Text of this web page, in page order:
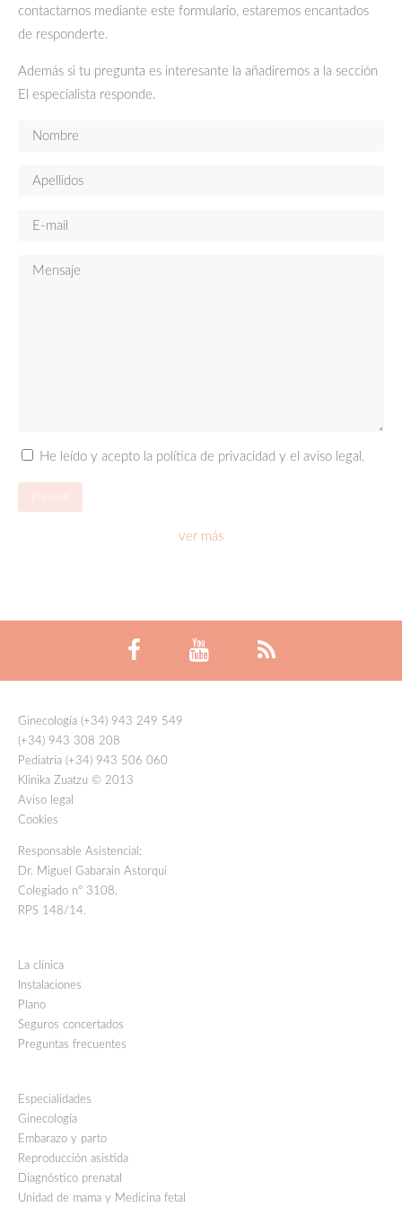
más
contactarnos mediante este formulario, estaremos encantados
de responderte.
Además si tu pregunta es interesante la añadiremos a la sección
El especialista responde.
He leído y acepto la política de privacidad y el aviso legal.
ver más
Ginecología (+34) 943 249 549
(+34) 943 308 208
Pediatría (+34) 943 506 060
Klinika Zuatzu © 2013
Aviso legal
Cookies
Responsable Asistencial:
Dr. Miguel Gabarain Astorqui
Colegiado nº 3108.
RPS 148/14.
La clínica
Instalaciones
Plano
Seguros concertados
Preguntas frecuentes
Especialidades
Ginecología
Embarazo y parto
Reproducción asistida
Diagnóstico prenatal
Unidad de mama y Medicina fetal